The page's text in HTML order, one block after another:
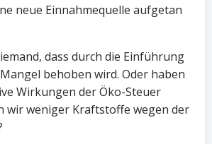
neue Einnahmequelle aufgetan
dass durch die Einführung
behoben wird. Oder haben
Wirkungen der Öko-Steuer
wir weniger Kraftstoffe wegen der